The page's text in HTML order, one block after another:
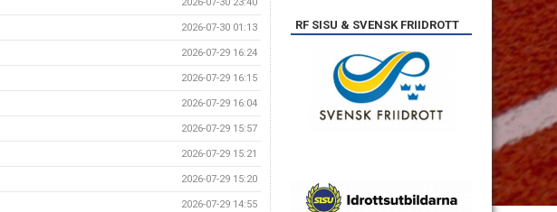
2026-07-30 23:40
2026-07-30 01:13
2026-07-29 16:24
2026-07-29 16:15
2026-07-29 16:04
2026-07-29 15:57
2026-07-29 15:21
2026-07-29 15:20
2026-07-29 14:55
RF SISU & SVENSK FRIIDROTT